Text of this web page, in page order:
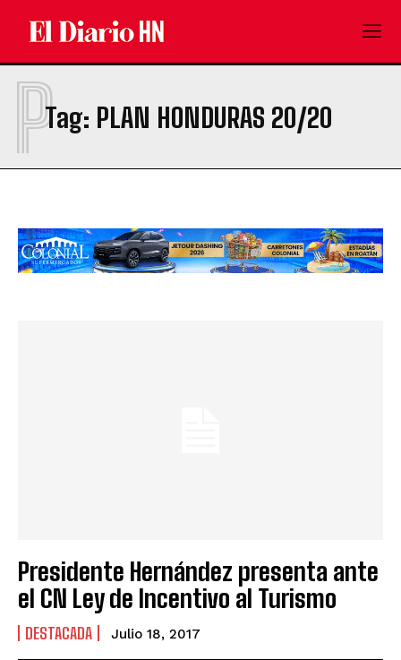
Tag: PLAN HONDURAS 20/20
P
Presidente Hernández presenta ante
el CN Ley de Incentivo al Turismo
DESTACADA Julio 18, 2017